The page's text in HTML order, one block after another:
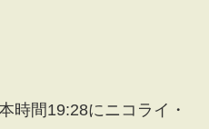
時間19:28にニコライ・